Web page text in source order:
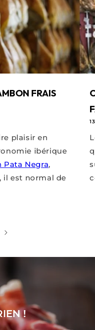
FRAIS
plaisir en
ibérique
Pata Negra,
il est normal de
!